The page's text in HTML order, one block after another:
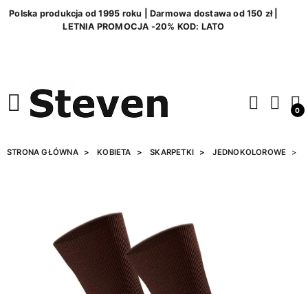
Polska produkcja od 1995 roku | Darmowa dostawa od 150 zł |
LETNIA PROMOCJA -20% KOD: LATO
0
STRONA GŁÓWNA KOBIETA SKARPETKI JEDNOKOLOROWE